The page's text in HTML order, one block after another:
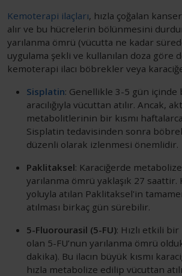
Kemoterapi ilaçları, hızla çoğalan
alır ve bu hücrelerin bölünmesini
yarılanma ömrü (vücutta ne kadar
uygulama şekli ve kullanılan doza göre
kemoterapi ilacı böbrekler veya
Sisplatin: Genellikle 3-5 gün
aracılığıyla vücuttan atılır. Ancak,
metabolitlerinin bir kısmı
Sisplatin tedavisinden sonra
düzenli olarak izlenmesi önemlidir.
Paklitaksel: Karaciğerde
yarılanma ömrü yaklaşık 27 saattir.
yoluyla atılan Paklitaksel'in
atılması birkaç gün sürebilir.
5-Fluorourasil (5-FU): Hızlı etkili
olan 5-FU’nun yarılanma ömrü
dakika). Bu ilacın büyük kısmı
hızla metabolize edilip vücuttan